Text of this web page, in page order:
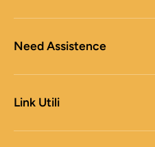
Need Assistence
Link Utili